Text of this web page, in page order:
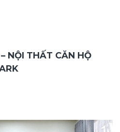
NỘI THẤT CĂN HỘ